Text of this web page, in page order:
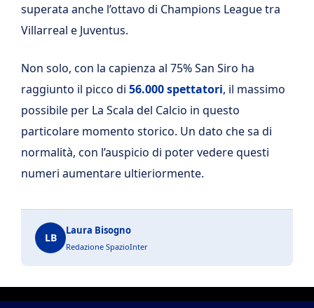
superata anche l’ottavo di Champions League tra
Villarreal e Juventus.
Non solo, con la capienza al 75% San Siro ha
raggiunto il picco di 56.000 spettatori, il massimo
possibile per La Scala del Calcio in questo
particolare momento storico. Un dato che sa di
normalità, con l’auspicio di poter vedere questi
numeri aumentare ultieriormente.
LB
Laura Bisogno
Redazione SpazioInter